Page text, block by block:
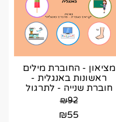
מציאון - החוברת מילים
ראשונות באנגלית -
חוברת שנייה - לתרגול
139 מילים ₪92
₪55